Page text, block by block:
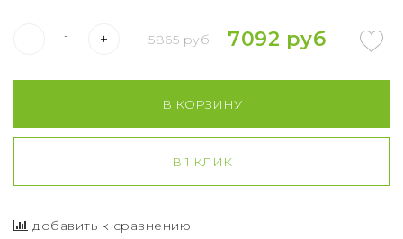
- + 5865 руб 7092 руб
В КОРЗИНУ
В 1 КЛИК
добавить к сравнению